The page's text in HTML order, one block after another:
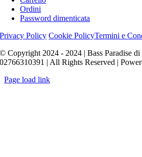
Ordini
Password dimenticata
Privacy Policy Cookie PolicyTermini e
© Copyright 2024 - 2024 | Bass Paradise
02766310391 | All Rights Reserved |
Page load link